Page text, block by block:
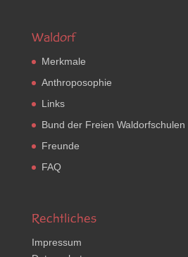
Waldorf
Merkmale
Anthroposophie
Links
Bund der Freien Waldorfschulen
Freunde
FAQ
Rechtliches
Impressum